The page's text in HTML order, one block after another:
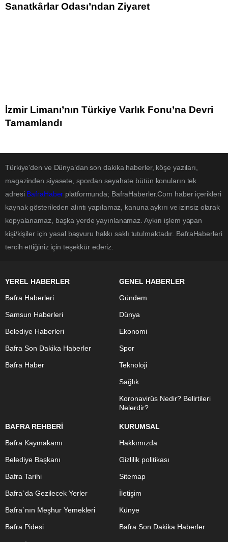
Sanatkârlar Odası’ndan Ziyaret
İzmir Limanı’nın Türkiye Varlık Fonu’na Devri
Tamamlandı
Türkiye'den ve Dünya’dan son dakika haberler, köşe yazıları,
magazinden siyasete, spordan seyahate bütün konuların tek
adresi BafraHaber platformunda; BafraHaberler.Com haber içerikleri
kaynak gösterileden alıntı yapılamaz, kanuna aykırı ve izinsiz olarak
kopyalanamaz, başka yerde yayınlanamaz. Aykırı işlem yapan
kişi/kişiler için yasal başvuru hakkı saklı tutulmaktadır. BafraHaberleri
tercih ettiğiniz için teşekkür ederiz.
YEREL HABERLER
Bafra Haberleri
Samsun Haberleri
Belediye Haberleri
Bafra Son Dakika Haberler
Bafra Haber
GENEL HABERLER
Gündem
Dünya
Ekonomi
Spor
Teknoloji
Sağlık
Koronavirüs Nedir? Belirtileri
Nelerdir?
BAFRA REHBERİ
Bafra Kaymakamı
Belediye Başkanı
Bafra Tarihi
Bafra`da Gezilecek Yerler
Bafra`nın Meşhur Yemekleri
Bafra Pidesi
KURUMSAL
Hakkımızda
Gizlilik politikası
Sitemap
İletişim
Künye
Bafra Son Dakika Haberler